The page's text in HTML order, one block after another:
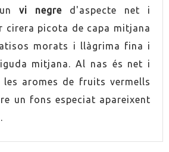
Caça de pèl
Carns vermelles rostides
Xai estofat
vi negre d'aspecte net i
cirera picota de capa mitjana
morats i llàgrima fina i
mitjana. Al nas és net i
aromes de fruits vermells
un fons especiat apareixent